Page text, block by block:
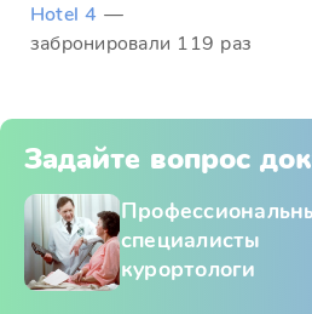
Hotel 4 —
забронировали 119 раз
Задайте вопрос
специалисты
курортологи